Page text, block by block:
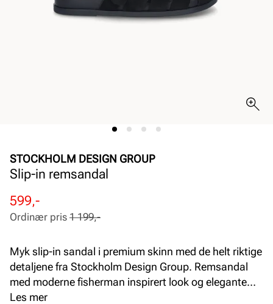
STOCKHOLM DESIGN GROUP
Slip-in remsandal
Rabattert
pris
599,-
Ordinær
pris
Ordinær pris 1 199,-
Myk slip-in sandal i premium skinn med de helt riktige
detaljene fra Stockholm Design Group. Remsandal
med moderne fisherman inspirert look og elegante
gulldetaljer. Modellen er skinnfòret og har en ekstra
Les mer